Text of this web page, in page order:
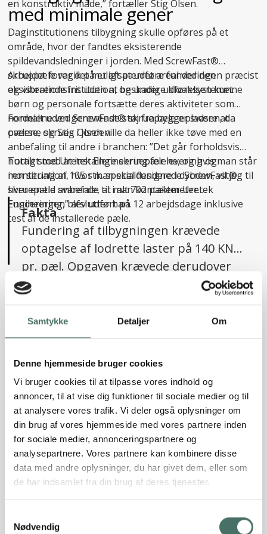
Samtykke Detaljer Om
Denne hjemmeside bruger cookies
Vi bruger cookies til at tilpasse vores indhold og
annoncer, til at vise dig funktioner til sociale medier og til
at analysere vores trafik. Vi deler også oplysninger om
din brug af vores hjemmeside med vores partnere inden
for sociale medier, annonceringspartnere og
analysepartnere. Vores partnere kan kombinere disse
data med andre oplysninger, du har givet dem, eller som
de har indsamlet fra din brug af deres tjenester.
Nødvendig
en konstruktiv måde,” fortæller Stig Olsen.
med minimale gener
Daginstitutionens tilbygning skulle opføres på et
område, hvor der fandtes eksisterende
spildevandsledninger i jorden. Med ScrewFast®
skruepæle var det muligt at udføre funderingen præcist
og vibrationsfrit uden at beskadige kloaksystemet.
Arbejdet foregik på et afspærret areal ved den
eksisterende institution, og under udførelsen kunne
børn og personale fortsætte deres aktiviteter som
normalt uden generende støj fra byggepladsen, da
pælene skrues i jorden.
Fordelene ved ScrewFast® skruepæle er svære at
overse, og Stig Olsen ville da heller ikke tøve med en
anbefaling til andre i branchen: ”Det går forholdsvis
hurtigt med at installere skruepælene, og hvis man står
i en situation, hvor man skal fundere i dybden, vil jeg til
hver en tid anbefale, at man kontakter Uretek
Engineering,” afslutter han.
Totalt stod Uretek Engineering for levering og
montering af 105 stk. specialdesignede ScrewFast®
skruepæle svarende til i alt 702 pælemeter.
Funderingen blev udført på 12 arbejdsdage inklusive
test af de installerede pæle.
Fakta
Fundering af tilbygningen krævede
optagelse af lodrette laster på 140 KN
pr. pæl. Opgaven krævede derudover
10 stk. skråpæle til optagelse af
vandrette laster, beregnet til i alt 150
KN på tværs af bygningen og i alt 70 KN
på langs.
Læs referencen